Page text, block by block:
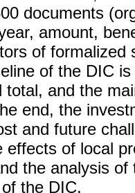
documents
amount,
of formalized
of the DIC
total, and the
end, the
and future
effects of local
the analysis
the DIC.